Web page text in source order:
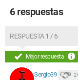
6 respuestas
RESPUESTA 1 / 6
Mejor respuesta
Sergio39 2